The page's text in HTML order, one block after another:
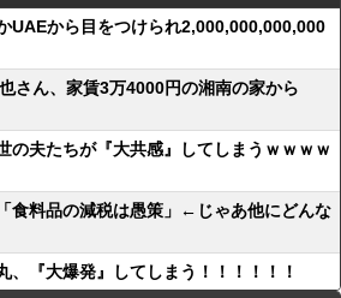
UAEから目をつけられ2,000,000,000,000
さん、家賃3万4000円の湘南の家から
の夫たちが『大共感』してしまうｗｗｗｗ
食料品の減税は愚策」←じゃあ他にどんな
、『大爆発』してしまう！！！！！！